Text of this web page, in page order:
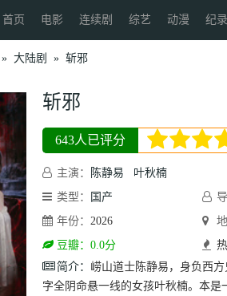
首页 电影 连续剧 综艺 动漫 纪
» 大陆剧 » 斩邪
斩邪
643人已评分
主演： 陈静易
叶秋楠
类型：
国产
年份： 2026
豆瓣：0.0分
简介： 崂山道士陈静易，身负西
字全阴命悬一线的女孩叶秋楠。本